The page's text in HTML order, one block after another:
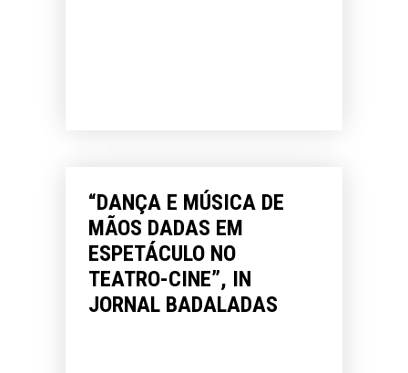
“DANÇA E MÚSICA DE
MÃOS DADAS EM
ESPETÁCULO NO
TEATRO-CINE”, IN
JORNAL BADALADAS